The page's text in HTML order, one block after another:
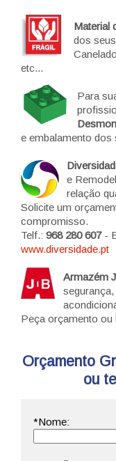
Material
dos
etc...
Para
e embalamento
e
relação
Solicite um
compromisso.
Telf.: 968 280 607-
www.diversidade.pt
Armazém
Peça orçamento ou
Orçamento
ou